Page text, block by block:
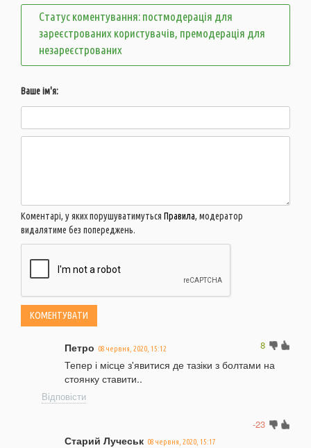
Статус коментування: постмодерація для
зареєстрованих користувачів, премодерація для
незареєстрованих
Ваше ім'я:
Коментарі, у яких порушуватимуться Правила, модератор
видалятиме без попереджень.
8
Петро 08 червня, 2020, 15:12
Тепер і місце з'явитися де тазіки з болтами на
стоянку ставити..
Відповісти
-23
Старий Лучеськ 08 червня, 2020, 15:17